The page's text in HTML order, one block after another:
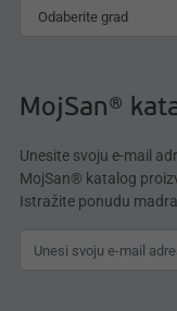
MojSan®
Unesite svoju e-mail
MojSan® katalog
Istražite ponudu